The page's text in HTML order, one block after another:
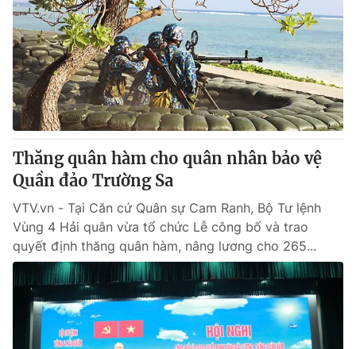
Thăng quân hàm cho quân nhân bảo vệ
Quần đảo Trường Sa
VTV.vn - Tại Căn cứ Quân sự Cam Ranh, Bộ Tư lệnh
Vùng 4 Hải quân vừa tổ chức Lễ công bố và trao
quyết định thăng quân hàm, nâng lương cho 265...